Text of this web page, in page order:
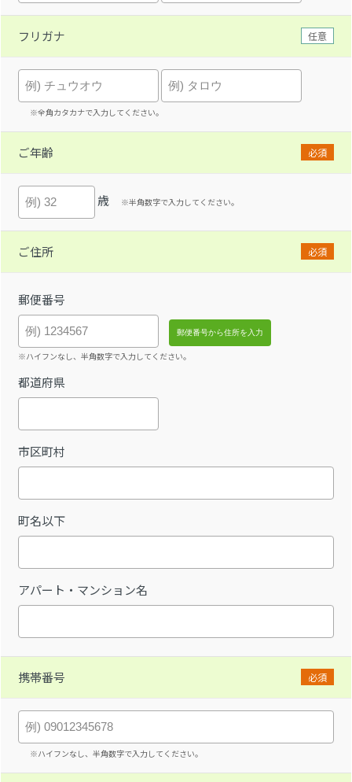
フリガナ 任意
※全角カタカナで入力してください。
ご年齢 必須
歳 ※半角数字で入力してください。
ご住所 必須
郵便番号
※ハイフンなし、半角数字で入力してください。
都道府県
市区町村
町名以下
アパート・マンション名
携帯番号 必須
※ハイフンなし、半角数字で入力してください。